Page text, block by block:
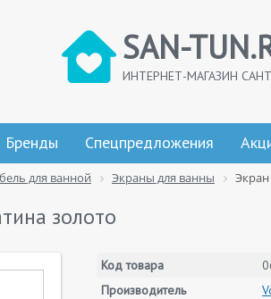
SAN-
ИНТЕРНЕТ-МАГАЗИН
Бренды Спецпредложения
для ванной Экраны для ванны
золото
Код товара
Производитель